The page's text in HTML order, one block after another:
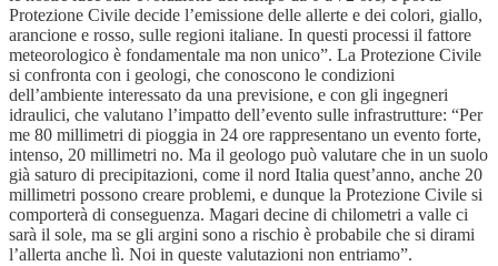
Protezione Civile decide l’emissione delle allerte e dei colori, giallo,
arancione e rosso, sulle regioni italiane. In questi processi il fattore
meteorologico è fondamentale ma non unico”. La Protezione Civile
si confronta con i geologi, che conoscono le condizioni
dell’ambiente interessato da una previsione, e con gli ingegneri
idraulici, che valutano l’impatto dell’evento sulle infrastrutture: “Per
me 80 millimetri di pioggia in 24 ore rappresentano un evento forte,
intenso, 20 millimetri no. Ma il geologo può valutare che in un suolo
già saturo di precipitazioni, come il nord Italia quest’anno, anche 20
millimetri possono creare problemi, e dunque la Protezione Civile si
comporterà di conseguenza. Magari decine di chilometri a valle ci
sarà il sole, ma se gli argini sono a rischio è probabile che si dirami
l’allerta anche lì. Noi in queste valutazioni non entriamo”.